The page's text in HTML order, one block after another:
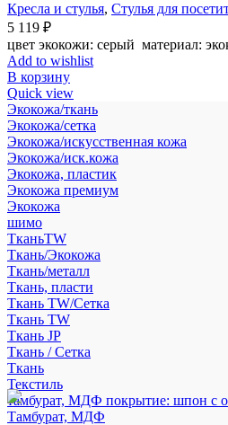
Кресла и стулья, Стулья для
5 119 ₽
цвет экокожи: серый материал:
Add to wishlist
В корзину
Quick view
Экокожа/ткань
Экокожа/сетка
Экокожа/искусственная кожа
Экокожа/иск.кожа
Экокожа, пластик
Экокожа премиум
Экокожа
шимо
ТканьTW
Ткань/Экокожа
Ткань/металл
Ткань, пласти
Ткань TW/Сетка
Ткань TW
Ткань JP
Ткань / Сетка
Ткань
Текстиль
тамбурат, МДФ покрытие: шпон с
Тамбурат, МДФ